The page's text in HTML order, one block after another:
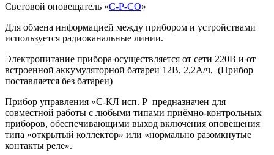
Световой оповещатель «С-Р-СО»
Для обмена информацией между прибором и устройствами
используется радиоканальные линии.
Электропитание прибора осуществляется от сети 220В и от
встроенной аккумуляторной батареи 12В, 2,2А/ч, (Прибор
поставляется без батареи)
Прибор управления «С-КЛ исп. Р предназначен для
совместной работы с любыми типами приёмно-контрольных
приборов, обеспечивающими выход включения оповещения
типа «открытый коллектор» или «нормально разомкнутые
контакты реле».